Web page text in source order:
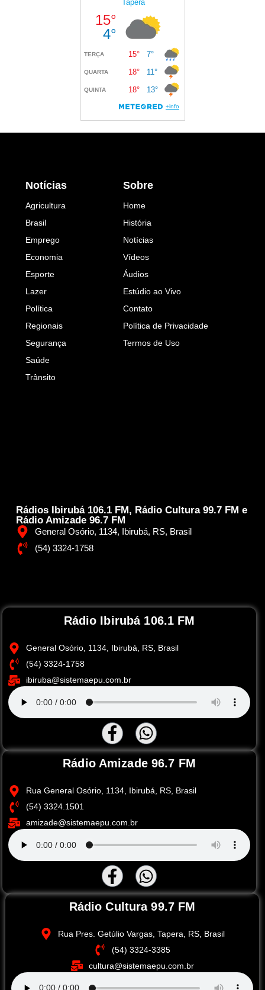
Rádios Ibirubá 106.1 FM, Rádio Cultura 99.7 FM e
Rádio Amizade 96.7 FM
General Osório, 1134, Ibirubá, RS, Brasil
(54) 3324-1758
Notícias
Agricultura
Brasil
Emprego
Economia
Esporte
Lazer
Política
Regionais
Segurança
Saúde
Trânsito
Sobre
Home
História
Notícias
Vídeos
Áudios
Estúdio ao Vivo
Contato
Política de Privacidade
Termos de Uso
Rádio Ibirubá 106.1 FM
General Osório, 1134, Ibirubá, RS, Brasil
(54) 3324-1758
ibiruba@sistemaepu.com.br
Rádio Amizade 96.7 FM
Rua General Osório, 1134, Ibirubá, RS, Brasil
(54) 3324.1501
amizade@sistemaepu.com.br
Rádio Cultura 99.7 FM
Rua Pres. Getúlio Vargas, Tapera, RS, Brasil
(54) 3324-3385
cultura@sistemaepu.com.br